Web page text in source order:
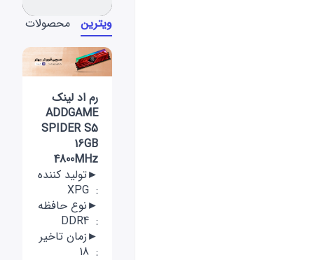
ویترین
محصولات
رم اد لینک
ADDGAME
SPIDER S5
16GB
4800MHz
►تولید کننده
: XPG
►نوع حافظه
: DDR4
►زمان تاخیر
: 18